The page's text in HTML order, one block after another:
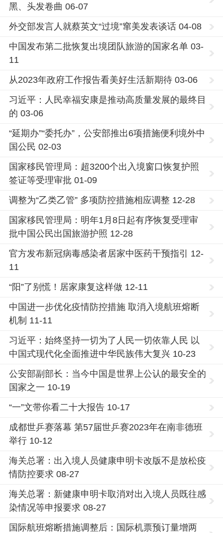
黑、头发卷曲 06-07
外交部发言人就蔡英文“过境”窜美发表谈话 04-08
中国发布第二批恢复出境团队旅游的国家名单 03-
11
从2023年政府工作报告看美好生活新期待 03-06
习近平：人民幸福安康是推动高质量发展的最终目
的 03-06
“延期办”“委托办”，公安部推出6项措施便利境外中
国公民 02-03
国家移民管理局：超3200个出入境窗口恢复护照
签证等受理审批 01-09
调整为“乙类乙管” 多项防控措施相应调整 12-28
国家移民管理局：明年1月8日起有序恢复受理审
批中国公民出国旅游护照 12-28
官方发布新冠病毒感染者居家中医药干预指引 12-
11
“阳”了别慌！居家康复这样做 12-11
中国进一步优化疫情防控措施 取消入境航班熔断
机制 11-11
习近平：始终坚持一切为了人民一切依靠人民 以
中国式现代化全面推进中华民族伟大复兴 10-23
公安部副部长：当今中国是世界上公认的最安全的
国家之一 10-19
“一”文带你看二十大报告 10-17
成都世乒赛落幕 第57届世乒赛2023年在南非德班
举行 10-12
海关总署：出入境人员健康申明卡改版不是放松疫
情防控要求 08-27
海关总署：新健康申明卡取消对出入境人员既往感
染情况等申报要求 08-27
国际航班熔断措施调整后：国际机票预订量增两